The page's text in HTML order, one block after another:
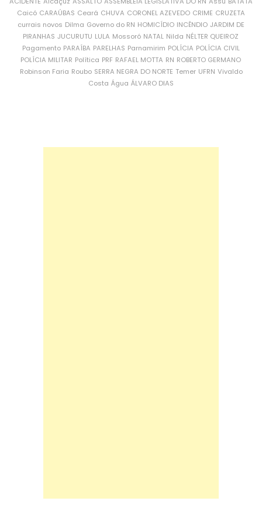
Caicó CARAÚBAS Ceará CHUVA CORONEL AZEVEDO CRIME CRUZETA
currais novos Dilma Governo do RN HOMICÍDIO INCÊNDIO JARDIM DE
PIRANHAS JUCURUTU LULA Mossoró NATAL Nilda NÉLTER QUEIROZ
Pagamento PARAÍBA PARELHAS Parnamirim POLÍCIA POLÍCIA CIVIL
POLÍCIA MILITAR Política PRF RAFAEL MOTTA RN ROBERTO GERMANO
Robinson Faria Roubo SERRA NEGRA DO NORTE Temer UFRN Vivaldo
Costa Água ÁLVARO DIAS